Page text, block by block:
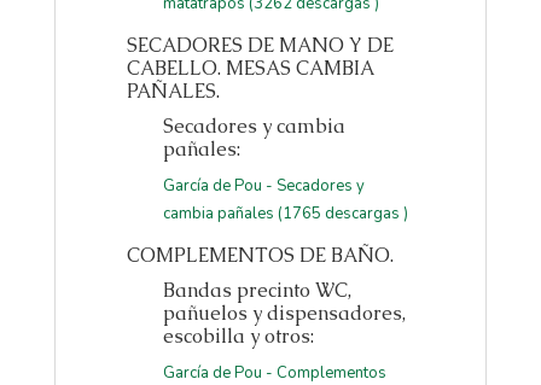
SECADORES DE MANO Y DE
CABELLO. MESAS CAMBIA
PAÑALES.
Secadores y cambia
pañales:
García de Pou - Secadores y
cambia pañales (1765 descargas )
COMPLEMENTOS DE BAÑO.
Bandas precinto WC,
pañuelos y dispensadores,
escobilla y otros:
García de Pou - Complementos